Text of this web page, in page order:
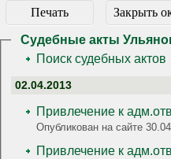
Печать Закрыть
Судебные акты
Поиск судебных актов
02.04.2013
Привлечение к
Опубликован на сайте
Привлечение к